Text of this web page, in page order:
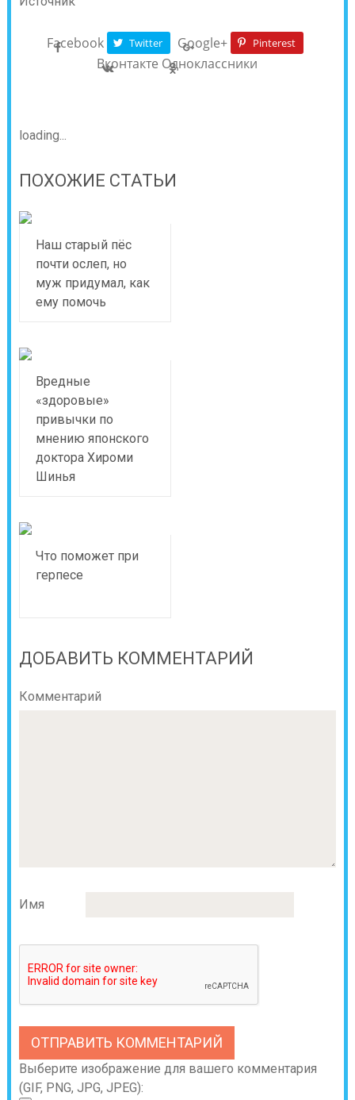
Facebook Twitter Google+ Pinterest
Вконтакте Одноклассники
loading...
ПОХОЖИЕ СТАТЬИ
Наш старый пёс
почти ослеп, но
муж придумал, как
ему помочь
Вредные
«здоровые»
привычки по
мнению японского
доктора Хироми
Шинья
Что поможет при
герпесе
ДОБАВИТЬ КОММЕНТАРИЙ
Комментарий
Имя
Выберите изображение для вашего комментария
(GIF, PNG, JPG, JPEG):